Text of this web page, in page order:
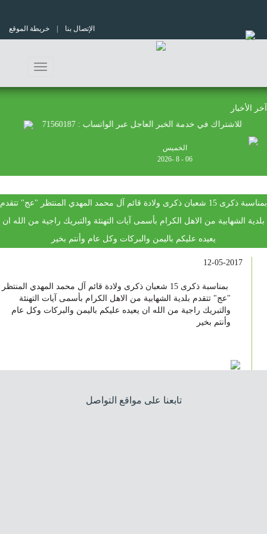
الإتصال بنا | خريطة الموقع
Toggle
آخر الأخبار
للاشتراك في خدمة الخبر العاجل عبر الواتساب : 71560187
الخميس
06 - 8 -2026
بمناسبة ذكرى 15 شعبان ذكرى ولادة قائم آل محمد المهدي المنتظر "عج" تتقدم
بلدية الشهابية من الاهل الكرام بأسمى آيات التهنئة والتبريك راجية من الله ان
يعيده عليكم باليمن والبركات وكل عام وأنتم بخير
12-05-2017
بمناسبة ذكرى 15 شعبان ذكرى ولادة قائم آل محمد المهدي المنتظر
"عج" تتقدم بلدية الشهابية من الاهل الكرام بأسمى آيات التهنئة
والتبريك راجية من الله ان يعيده عليكم باليمن والبركات وكل عام
وأنتم بخير
تابعنا على مواقع التواصل